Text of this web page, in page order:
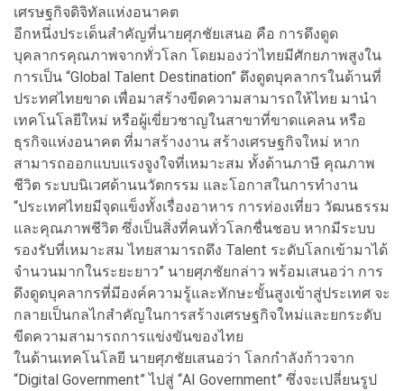
เศรษฐกิจดิจิทัลแห่งอนาคต
อีกหนึ่งประเด็นสำคัญที่นายศุภชัยเสนอ คือ การดึงดูด
บุคลากรคุณภาพจากทั่วโลก โดยมองว่าไทยมีศักยภาพสูงใน
การเป็น “Global Talent Destination” ดึงดูดบุคลากรในด้านที่
ประทศไทยขาด เพื่อมาสร้างขีดความสามารถให้ไทย มานำ
เทคโนโลยีใหม่ หรือผู้เขี่ยวชาญในสาขาที่ขาดแคลน หรือ
ธุรกิจแห่งอนาคต ที่มาสร้างงาน สร้างเศรษฐกิจใหม่ หาก
สามารถออกแบบแรงจูงใจที่เหมาะสม ทั้งด้านภาษี คุณภาพ
ชีวิต ระบบนิเวศด้านนวัตกรรม และโอกาสในการทำงาน
“ประเทศไทยมีจุดแข็งทั้งเรื่องอาหาร การท่องเที่ยว วัฒนธรรม
และคุณภาพชีวิต ซึ่งเป็นสิ่งที่คนทั่วโลกชื่นชอบ หากมีระบบ
รองรับที่เหมาะสม ไทยสามารถดึง Talent ระดับโลกเข้ามาได้
จำนวนมากในระยะยาว” นายศุภชัยกล่าว พร้อมเสนอว่า การ
ดึงดูดบุคลากรที่มีองค์ความรู้และทักษะขั้นสูงเข้าสู่ประเทศ จะ
กลายเป็นกลไกสำคัญในการสร้างเศรษฐกิจใหม่และยกระดับ
ขีดความสามารถการแข่งขันของไทย
ในด้านเทคโนโลยี นายศุภชัยเสนอว่า โลกกำลังก้าวจาก
“Digital Government” ไปสู่ “AI Government” ซึ่งจะเปลี่ยนรูป